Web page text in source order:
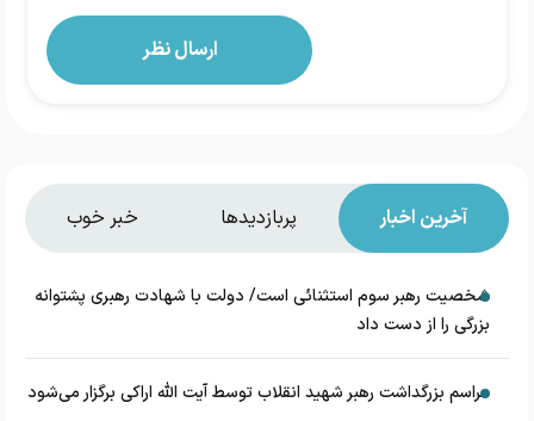
آخرین اخبار پربازدیدها خبر خوب
شخصیت رهبر سوم استثنائی است/ دولت با شهادت رهبری پشتوانه
بزرگی را از دست داد
مراسم بزرگداشت رهبر شهید انقلاب توسط آیت الله اراکی برگزار می‌شود